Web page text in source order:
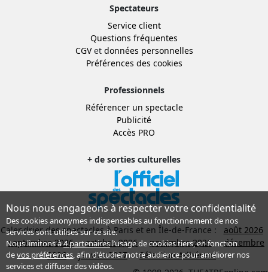
Spectateurs
Service client
Questions fréquentes
CGVet données personnelles
Préférences des cookies
Professionnels
Référencer un spectacle
Publicité
Accès PRO
+ de sorties culturelles
Calendrier des spectacles à Paris et en Île-de-France :
août 2026
septembre 2026
octobre 2026 novembre 2026
décembre
2026
janvier 2027
Sélection Adhérent
Nous nous engageons à respecter votre confidentialité
Des cookies anonymes indispensables au fonctionnement de nos
services sont utilisés sur ce site.
Nous limitons à4 partenairesl’usage de cookies tiers, en fonction
devos préférences, afin d'étudier notre audience pour améliorer nos
services et diffuser des vidéos.